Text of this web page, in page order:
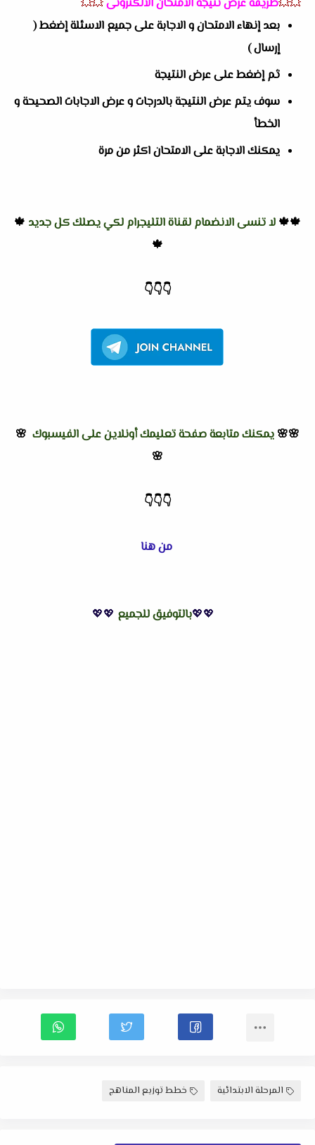
💥💥طريقة عرض نتيجة الامتحان الالكترونى💥💥
بعد إنهاء الامتحان و الاجابة على جميع الاسئلة إضغط (
إرسال )
ثم إضغط على عرض النتيجة
سوف يتم عرض النتيجة بالدرجات و عرض الاجابات الصحيحة و
الخطأ
يمكنك الاجابة على الامتحان اكثر من مرة
🍁🍁 لا تنسى الانضمام لقناة التليجرام لكي يصلك كل جديد 🍁
🍁
👇
👇
👇
🌸🌸 يمكنك متابعة صفحة تعليمك أونلاين على الفيسبوك 🌸
🌸
👇
👇
👇
من هنا
💖💖بالتوفيق للجميع 💖💖
المرحلة الابتدائية خطط توزيع المناهج